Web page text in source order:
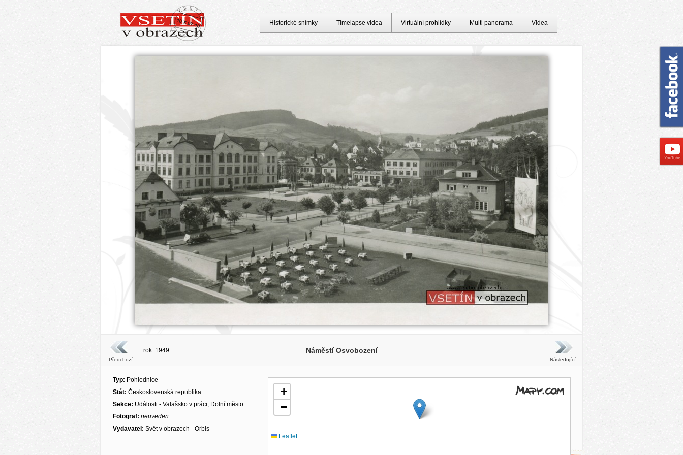
Předchozí
rok: 1949 Náměstí Osvobození
Následující
Typ: Pohlednice
Stát: Československá republika
Sekce: Události - Valašsko v práci, Dolní město
Fotograf: neuveden
Vydavatel: Svět v obrazech - Orbis
+
−
Leaflet
|
Historické snímky Timelapse videa Virtuální prohlídky Multi panorama Videa